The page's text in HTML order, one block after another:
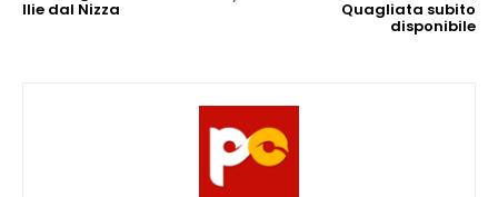
Ilie dal Nizza Quagliata subito
disponibile